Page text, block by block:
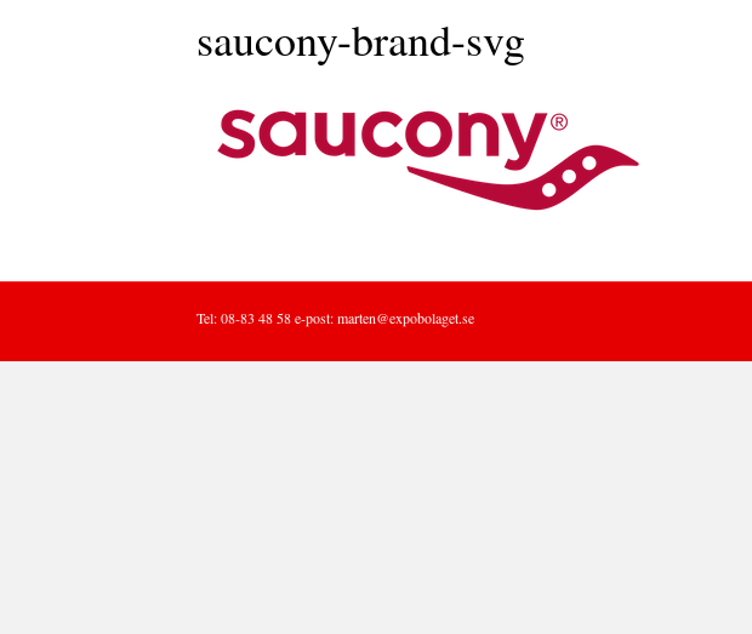
saucony-brand-svg
Tel: 08-83 48 58 e-post:marten@expobolaget.se